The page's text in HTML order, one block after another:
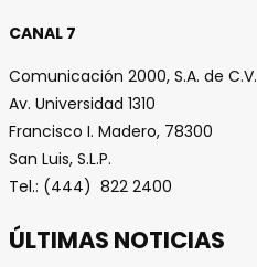
CANAL 7
Comunicación 2000, S.A. de C.V.
Av. Universidad 1310
Francisco I. Madero, 78300
San Luis, S.L.P.
Tel.: (444) 822 2400
ÚLTIMAS NOTICIAS